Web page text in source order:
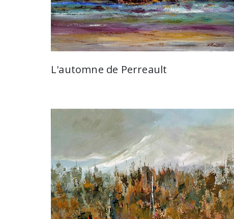
L'automne de Perreault